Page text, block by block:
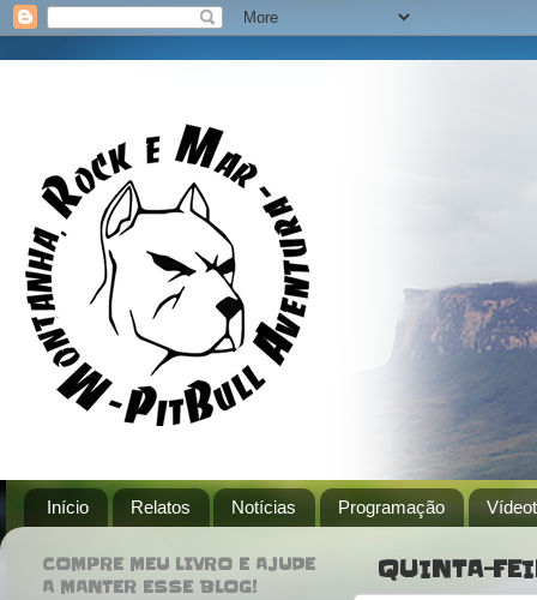
Início Relatos Notícias Programação
QUINTA-
COMPRE MEU LIVRO E AJUDE
A MANTER ESSE BLOG!